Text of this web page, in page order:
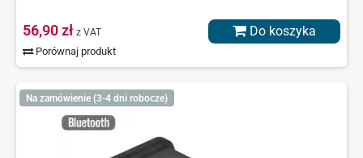
56,90 zł z VAT
Porównaj produkt
Do koszyka
Na zamówienie (3-4 dni robocze)